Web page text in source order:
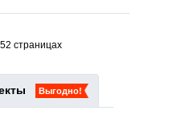
страницах
Выгодно!